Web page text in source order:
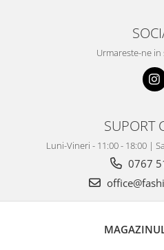
Urmareste-ne in
SUPORT
Luni-Vineri - 11:00 - 18:00 |
0767